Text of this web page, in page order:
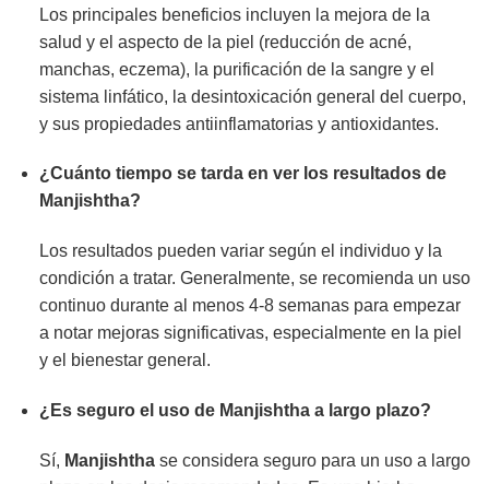
Los principales beneficios incluyen la mejora de la
salud y el aspecto de la piel (reducción de acné,
manchas, eczema), la purificación de la sangre y el
sistema linfático, la desintoxicación general del cuerpo,
y sus propiedades antiinflamatorias y antioxidantes.
¿Cuánto tiempo se tarda en ver los resultados de
Manjishtha?
Los resultados pueden variar según el individuo y la
condición a tratar. Generalmente, se recomienda un uso
continuo durante al menos 4-8 semanas para empezar
a notar mejoras significativas, especialmente en la piel
y el bienestar general.
¿Es seguro el uso de Manjishthaa largo plazo?
Sí, Manjishthase considera seguro para un uso a largo